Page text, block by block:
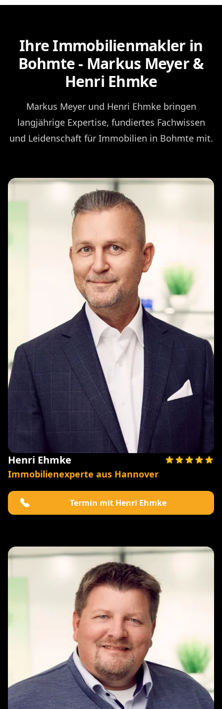
Ihre Immobilienmakler in
Bohmte - Markus Meyer &
Henri Ehmke
Markus Meyer und Henri Ehmke bringen
langjährige Expertise, fundiertes Fachwissen
und Leidenschaft für Immobilien in Bohmte mit.
Henri Ehmke
Immobilienexperte aus Hannover
Termin mit Henri Ehmke